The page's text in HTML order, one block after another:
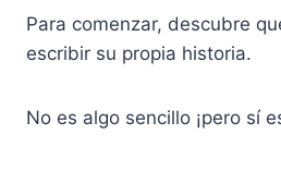
Para comenzar, descubre
escribir su propia historia.
No es algo sencillo ¡pero sí